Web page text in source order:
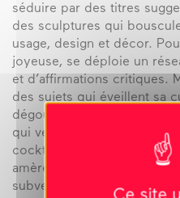
séduire par des titres
des sculptures qui
usage, design et décor.
joyeuse, se déploie un
et d’affirmations critiques.
des sujets qui éveillent sa
dégoût. Elle n’hésite pas à
qui veulent bien les voir.
cocktail, on peut aussi
amères : un coup de griffe
subversion des codes